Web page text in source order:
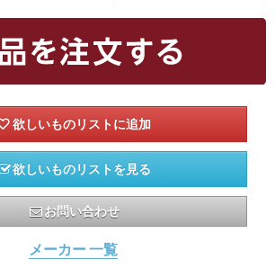
欲しいものリストを見る
お問い合わせ
メーカー 一覧